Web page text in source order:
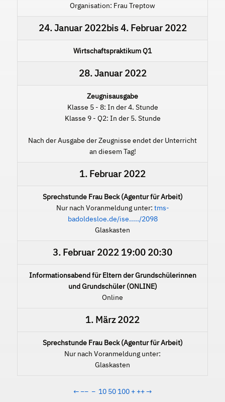
Organisation: Frau Treptow
24. Januar 2022bis4. Februar 2022
Wirtschaftspraktikum Q1
28. Januar 2022
Zeugnisausgabe
Klasse 5 - 8: In der 4. Stunde
Klasse 9 - Q2: In der 5. Stunde
Nach der Ausgabe der Zeugnisse endet der Unterricht
an diesem Tag!
1. Februar 2022
Sprechstunde Frau Beck (Agentur für Arbeit)
Nur nach Voranmeldung unter: tms-
badoldesloe.de/ise...../2098
Glaskasten
3. Februar 2022 19:00 20:30
Informationsabend für Eltern der Grundschülerinnen
und Grundschüler (ONLINE)
Online
1. März 2022
Sprechstunde Frau Beck (Agentur für Arbeit)
Nur nach Voranmeldung unter:
Glaskasten
← −− − 10 50 100 + ++→